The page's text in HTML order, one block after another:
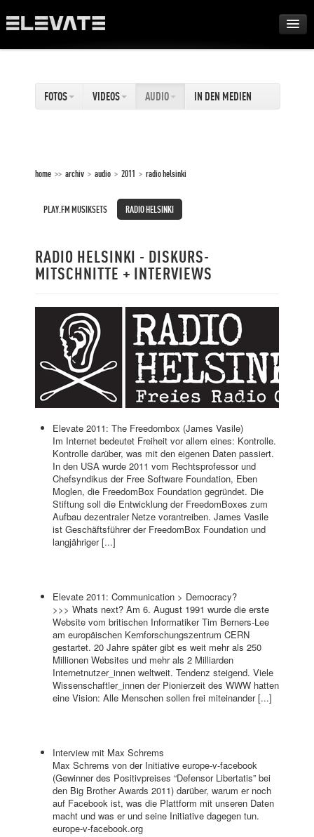
AWARDS
FOTOS VIDEOS AUDIO IN DEN MEDIEN
home >> archiv > audio > 2011 > radio helsinki
PLAY.FM MUSIKSETS RADIO HELSINKI
RADIO HELSINKI - DISKURS-
MITSCHNITTE + INTERVIEWS
Elevate 2011: The Freedombox (James Vasile)
Im Internet bedeutet Freiheit vor allem eines: Kontrolle.
Kontrolle darüber, was mit den eigenen Daten passiert.
In den USA wurde 2011 vom Rechtsprofessor und
Chefsyndikus der Free Software Foundation, Eben
Moglen, die FreedomBox Foundation gegründet. Die
Stiftung soll die Entwicklung der FreedomBoxes zum
Aufbau dezentraler Netze vorantreiben. James Vasile
ist Geschäftsführer der FreedomBox Foundation und
langjähriger [...]
Elevate 2011: Communication > Democracy?
>>> Whats next? Am 6. August 1991 wurde die erste
Website vom britischen Informatiker Tim Berners-Lee
am europäischen Kernforschungszentrum CERN
gestartet. 20 Jahre später gibt es weit mehr als 250
Millionen Websites und mehr als 2 Milliarden
Internetnutzer_innen weltweit. Tendenz steigend. Viele
Wissenschaftler_innen der Pionierzeit des WWW hatten
eine Vision: Alle Menschen sollen frei miteinander [...]
Interview mit Max Schrems
Max Schrems von der Initiative europe-v-facebook
(Gewinner des Positivpreises “Defensor Libertatis” bei
den Big Brother Awards 2011) darüber, warum er noch
auf Facebook ist, was die Plattform mit unseren Daten
macht und was er und seine Initiative dagegen tun.
europe-v-facebook.org